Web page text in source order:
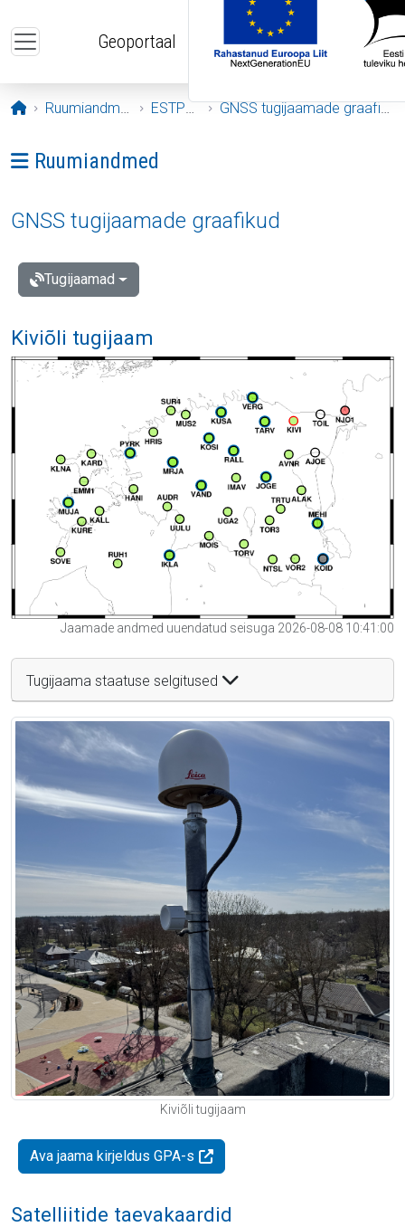
Geoportaal
Avaleht
Ruumiandmed ESTPOS GNSS tugijaamade graafikud
Ava menüü: Ruumiandmed
Ruumiandmed
GNSS tugijaamade graafikud
Tugijaamad
Kiviõli tugijaam
Jaamade andmed uuendatud seisuga 2026-08-08 10:41:00
Tugijaama staatuse selgitused
Kiviõli tugijaam
Ava jaama kirjeldus GPA-s
Satelliitide taevakaardid